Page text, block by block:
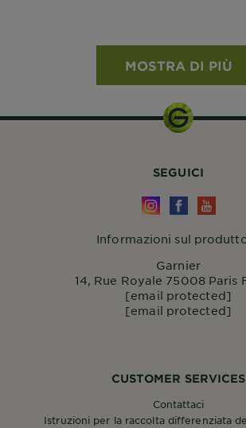
MOSTRA DI PIÙ
CUSTOMER SERVICES
Contattaci
Istruzioni per la raccolta differenziata
SEGUICI
Informazioni sul
Garnier
14, Rue Royale 75008 Paris
[email protected]
[email protected]